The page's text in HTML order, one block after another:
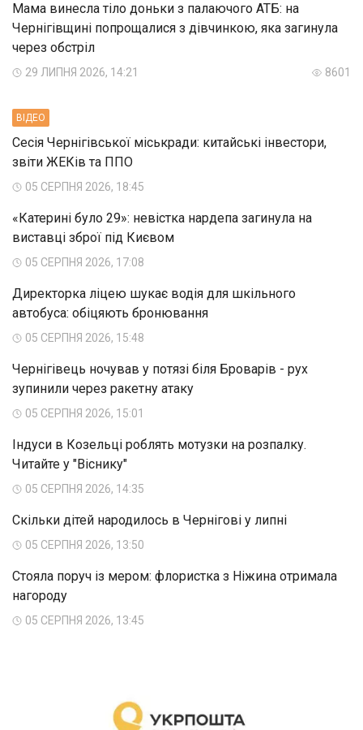
Мама винесла тіло доньки з палаючого АТБ: на
Чернігівщині попрощалися з дівчинкою, яка загинула
через обстріл
29 ЛИПНЯ 2026, 14:21 8601
ВIДЕО
Сесія Чернігівської міськради: китайські інвестори,
звіти ЖЕКів та ППО
05 СЕРПНЯ 2026, 18:45
«Катерині було 29»: невістка нардепа загинула на
виставці зброї під Києвом
05 СЕРПНЯ 2026, 17:08
Директорка ліцею шукає водія для шкільного
автобуса: обіцяють бронювання
05 СЕРПНЯ 2026, 15:48
Чернігівець ночував у потязі біля Броварів - рух
зупинили через ракетну атаку
05 СЕРПНЯ 2026, 15:01
Індуси в Козельці роблять мотузки на розпалку.
Читайте у "Віснику"
05 СЕРПНЯ 2026, 14:35
Скільки дітей народилось в Чернігові у липні
05 СЕРПНЯ 2026, 13:50
Стояла поруч із мером: флористка з Ніжина отримала
нагороду
05 СЕРПНЯ 2026, 13:45